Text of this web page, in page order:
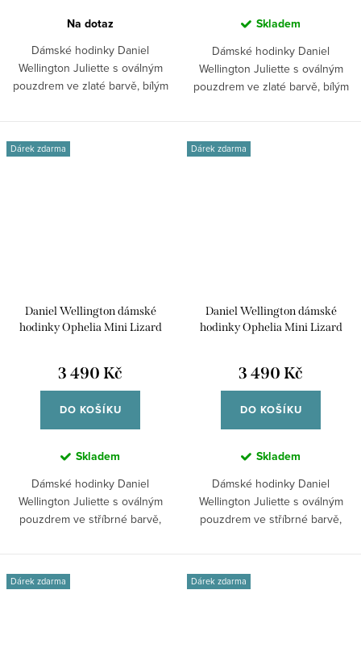
Na dotaz
Dámské hodinky Daniel
Wellington Juliette s oválným
pouzdrem ve zlaté barvě, bílým
Skladem
Dámské hodinky Daniel
Wellington Juliette s oválným
pouzdrem ve zlaté barvě, bílým
Dárek zdarma
Daniel Wellington dámské
hodinky Ophelia Mini Lizard
3 490 Kč
DO KOŠÍKU
Skladem
Dámské hodinky Daniel
Wellington Juliette s oválným
pouzdrem ve stříbrné barvě,
Dárek zdarma
Daniel Wellington dámské
hodinky Ophelia Mini Lizard
3 490 Kč
DO KOŠÍKU
Skladem
Dámské hodinky Daniel
Wellington Juliette s oválným
pouzdrem ve stříbrné barvě,
Dárek zdarma Dárek zdarma